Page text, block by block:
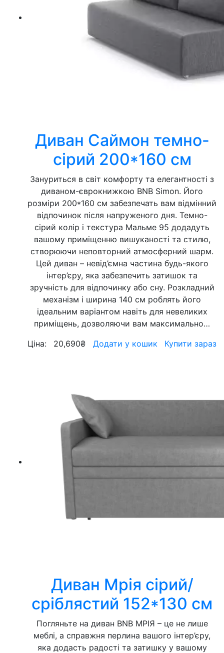
Диван Саймон темно-
сірий 200*160 см
Зануриться в світ комфорту та елегантності з
диваном-єврокнижкою BNB Simon. Його
розміри 200*160 см забезпечать вам відмінний
відпочинок після напруженого дня. Темно-
сірий колір і текстура Мальме 95 додадуть
вашому приміщенню вишуканості та стилю,
створюючи неповторний атмосферний шарм.
Цей диван – невід’ємна частина будь-якого
інтер’єру, яка забезпечить затишок та
зручність для відпочинку або сну. Розкладний
механізм і ширина 140 см роблять його
ідеальним варіантом навіть для невеликих
приміщень, дозволяючи вам максимально…
Ціна:
20,690₴ Додати у кошик Купити зараз
Диван Мрія сірий/
сріблястий 152*130 см
Погляньте на диван BNB МРІЯ – це не лише
меблі, а справжня перлина вашого інтер’єру,
яка додасть радості та затишку у вашому